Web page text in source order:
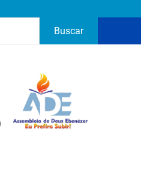
Buscar